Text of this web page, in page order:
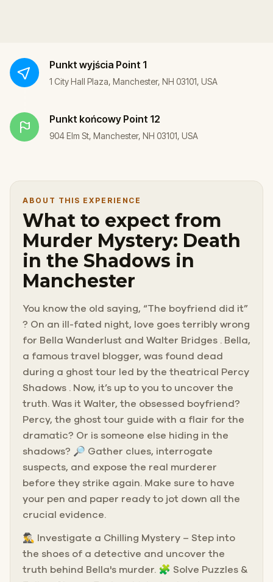
Punkt wyjścia Point 1
1 City Hall Plaza, Manchester, NH 03101, USA
Punkt końcowy Point 12
904 Elm St, Manchester, NH 03101, USA
ABOUT THIS EXPERIENCE
What to expect from
Murder Mystery: Death
in the Shadows in
Manchester
You know the old saying, “The boyfriend did it”
? On an ill-fated night, love goes terribly wrong
for Bella Wanderlust and Walter Bridges . Bella,
a famous travel blogger, was found dead
during a ghost tour led by the theatrical Percy
Shadows . Now, it’s up to you to uncover the
truth. Was it Walter, the obsessed boyfriend?
Percy, the ghost tour guide with a flair for the
dramatic? Or is someone else hiding in the
shadows? 🔎 Gather clues, interrogate
suspects, and expose the real murderer
before they strike again. Make sure to have
your pen and paper ready to jot down all the
crucial evidence.
🕵️‍♂️ Investigate a Chilling Mystery – Step into
the shoes of a detective and uncover the
truth behind Bella's murder. 🧩 Solve Puzzles &